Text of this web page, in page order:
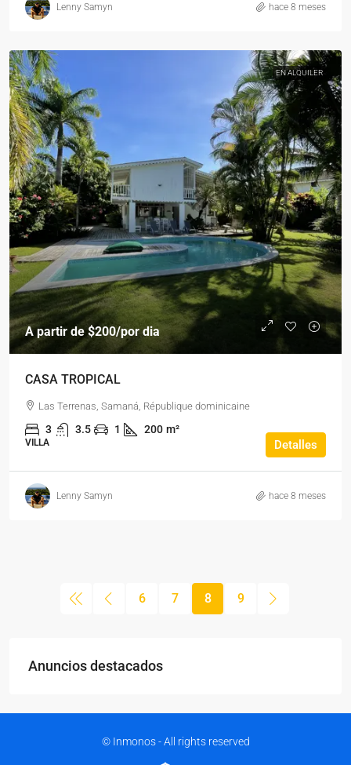
Lenny Samyn hace 8 meses
EN ALQUILER
A partir de$200/por dia
CASA TROPICAL
Las Terrenas, Samaná, République dominicaine
3 3.5 1 200 m²
VILLA Detalles
Lenny Samyn hace 8 meses
6 7 8 9
Anuncios destacados
© Inmonos - All rights reserved